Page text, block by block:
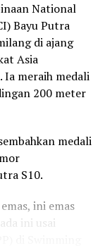
National
Bayu Putra
di ajang
Asia
Ia meraih medali
200 meter
medali
S10.
ini emas
ini usai